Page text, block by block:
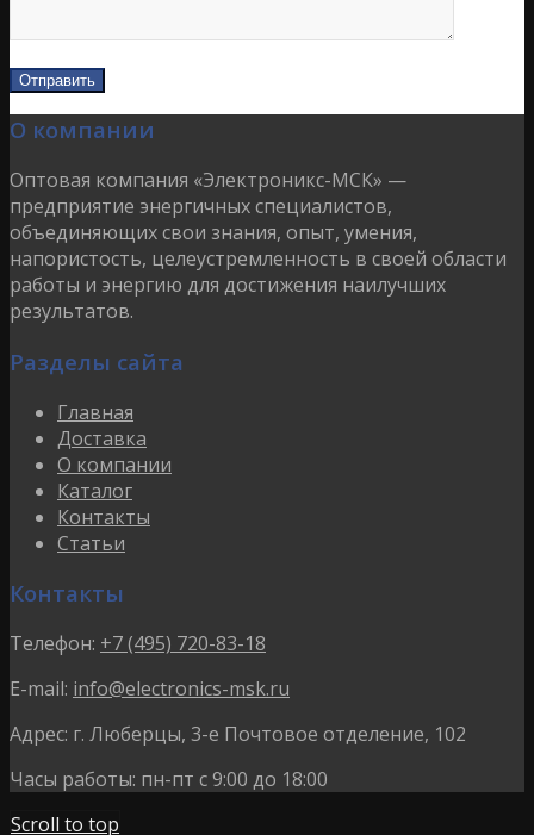
О компании
Оптовая компания «Электроникс-МСК» —
предприятие энергичных специалистов,
объединяющих свои знания, опыт, умения,
напористость, целеустремленность в своей области
работы и энергию для достижения наилучших
результатов.
Разделы сайта
Главная
Доставка
О компании
Каталог
Контакты
Статьи
Контакты
Телефон: +7 (495) 720-83-18
E-mail: info@electronics-msk.ru
Адрес: г. Люберцы, 3-е Почтовое отделение, 102
Часы работы: пн-пт с 9:00 до 18:00
Scroll to top